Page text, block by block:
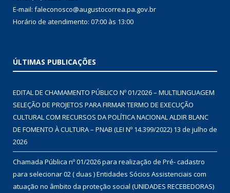
E-mail: faleconosco@augustocorrea.pa.gov.br
Horário de atendimento: 07:00 às 13:00
ÚLTIMAS PUBLICAÇÕES
EDITAL DE CHAMAMENTO PÚBLICO Nº 01/2026 – MULTILINGUAGEM
SELEÇÃO DE PROJETOS PARA FIRMAR TERMO DE EXECUÇÃO
CULTURAL COM RECURSOS DA POLÍTICA NACIONAL ALDIR BLANC
DE FOMENTO À CULTURA – PNAB (LEI Nº 14.399/2022) 13 de julho de
2026
Chamada Pública nº 01/2026 para realização de Pré- cadastro
para selecionar 02 ( duas ) Entidades Sócios Assistenciais com
atuação no âmbito da proteção social (UNIDADES RECEBEDORAS)